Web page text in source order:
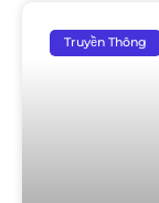
Truyền Thông